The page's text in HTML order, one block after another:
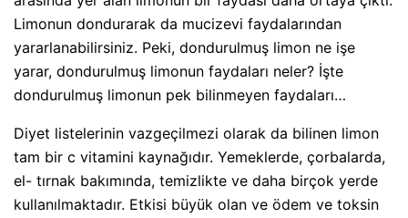
Limonun dondurarak da mucizevi faydalarından
yararlanabilirsiniz. Peki, dondurulmuş limon ne işe
yarar, dondurulmuş limonun faydaları neler? İşte
dondurulmuş limonun pek bilinmeyen faydaları…
Diyet listelerinin vazgeçilmezi olarak da bilinen limon
tam bir c vitamini kaynağıdır. Yemeklerde, çorbalarda,
el- tırnak bakımında, temizlikte ve daha birçok yerde
kullanılmaktadır. Etkisi büyük olan ve ödem ve toksin